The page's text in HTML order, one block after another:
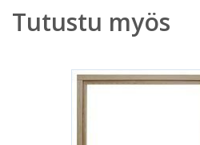
Tutustu myös